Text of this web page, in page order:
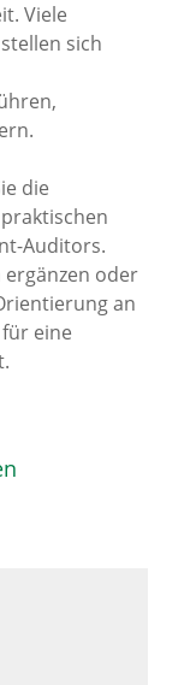
Viele
sich
die
Auditors.
oder
an
eine